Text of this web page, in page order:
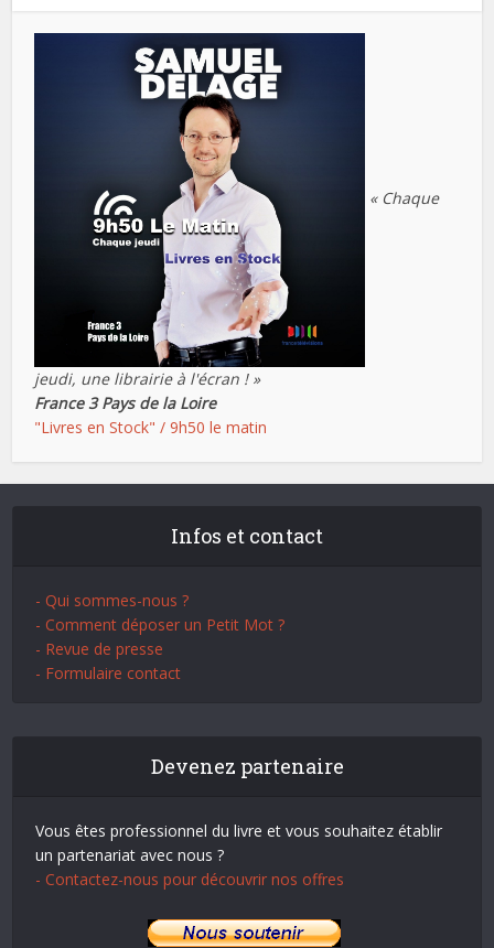
« Chaque
jeudi, une librairie à l'écran ! »
France 3 Pays de la Loire
"Livres en Stock" / 9h50 le matin
Infos et contact
- Qui sommes-nous ?
- Comment déposer un Petit Mot ?
- Revue de presse
- Formulaire contact
Devenez partenaire
Vous êtes professionnel du livre et vous souhaitez établir
un partenariat avec nous ?
- Contactez-nous pour découvrir nos offres